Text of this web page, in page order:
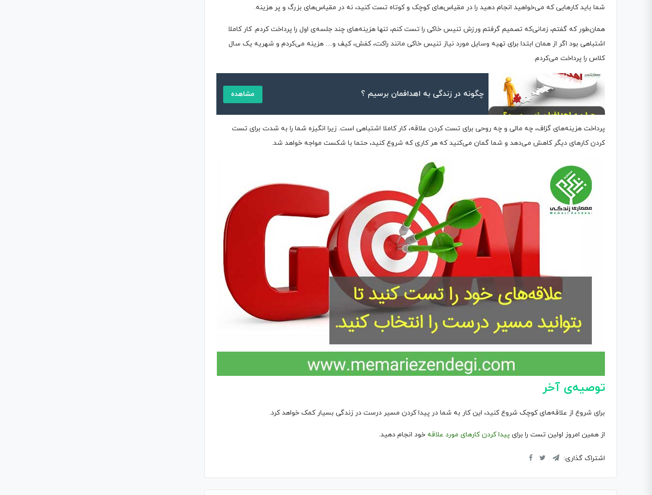
شما باید کارهایی که می‌خواهید انجام دهید را در مقیاس‌های کوچک و کوتاه تست کنید، نه در مقیاس‌های بزرگ و پر هزینه.
همان‌طور که گفتم، زمانی‌که تصمیم گرفتم ورزش تنیس خاکی را تست کنم، تنها هزینه‌های چند جلسه‌ی اول را پرداخت کردم. کار کاملا
اشتباهی بود اگر از همان ابتدا برای تهیه وسایل مورد نیاز تنیس خاکی مانند راکت، کفش، کیف و… هزینه می‌کردم و شهریه یک سال
کلاس را پرداخت می‌کردم.
چگونه در زندگی به اهدافمان برسیم ؟ مشاهده
پرداخت هزینه‌های گزاف، چه مالی و چه روحی برای تست کردن علاقه، کار کاملا اشتباهی است. زیرا انگیزه شما را به شدت برای تست
کردن کارهای دیگر کاهش می‌دهد و شما گمان می‌کنید که هر کاری که شروع کنید، حتما با شکست مواجه خواهد شد.
توصیه‌ی آخر
برای شروع از علاقه‌های کوچک شروع کنید، این کار به شما در پیدا کردن مسیر درست در زندگی بسیار کمک خواهد کرد.
از همین امروز اولین تست را برای پیدا کردن کارهای مورد علاقه خود انجام دهید.
اشتراک گذاری: